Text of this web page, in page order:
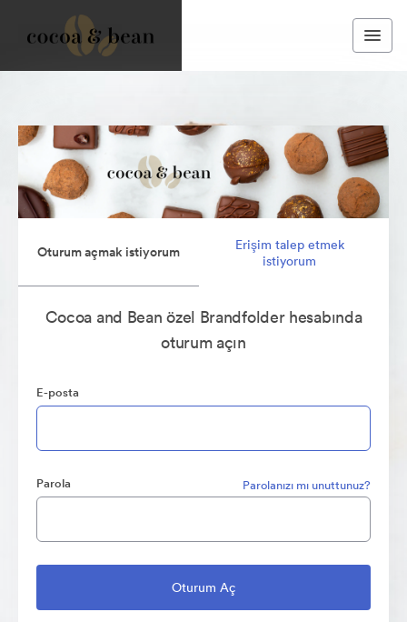
Oturum açmak istiyorum
Erişim talep etmek
istiyorum
Cocoa and Bean özel Brandfolder hesabında
oturum açın
E-posta
Parola Parolanızı mı unuttunuz?